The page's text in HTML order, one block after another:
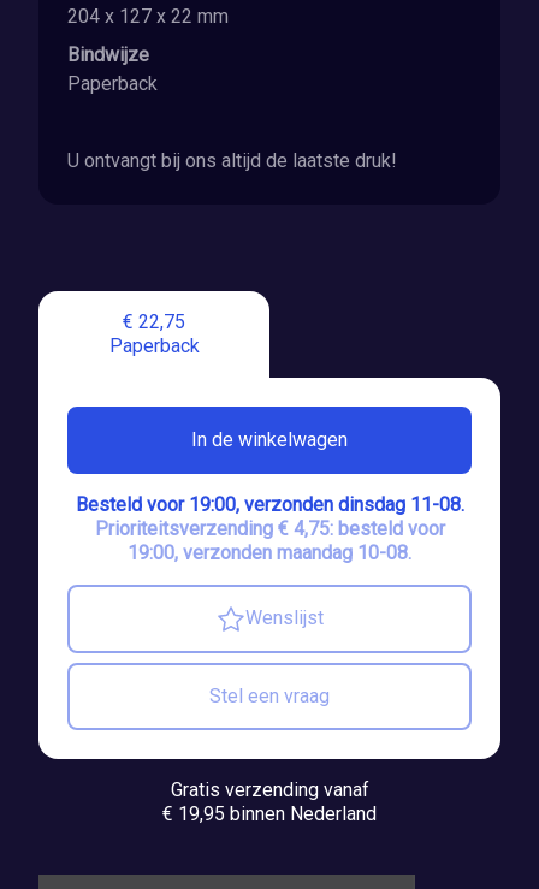
€ 22,75
Paperback
In de winkelwagen
Besteld voor 19:00, verzonden dinsdag 11-08.
Prioriteitsverzending € 4,75: besteld voor
19:00, verzonden maandag 10-08.
Wenslijst
Stel een vraag
Gratis verzending vanaf
€ 19,95 binnen Nederland
204 x 127 x 22 mm
Bindwijze
Paperback
U ontvangt bij ons altijd de laatste druk!